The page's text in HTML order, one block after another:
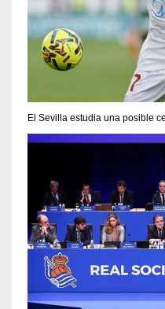
El Sevilla estudia una posible